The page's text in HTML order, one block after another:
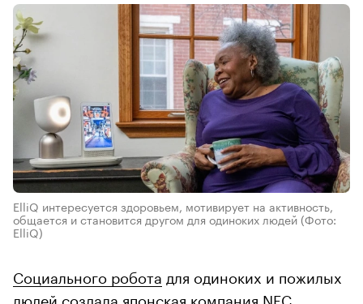
ElliQ интересуется здоровьем, мотивирует на активность,
общается и становится другом для одиноких людей (Фото:
ElliQ)
Социального робота для одиноких и пожилых
людей создала японская компания NEC